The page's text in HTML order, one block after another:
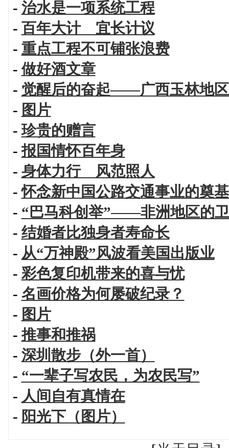
- 治水是一项系统工程
- 百年大计 宜长计议
- 重点工程不可铺张浪费
-做好酒文章
- 觉醒后的奋起——广西玉林地
- 图片
-珍贵的赠言
-报国情怀百年身
- 身体力行 风范照人
-怀念新中国公路交通事业的奠
- “巴马科创举”——非洲地区的
- 结婚者比独身者寿命长
- 从“万神殿”风波看美国出版业
- 彩色复印机带来的喜与忧
- 名画价格为何屡破纪录？
- 图片
-推事和推祸
- 深圳散步（外一首）
- “一辈子写农民，为农民写”
- 人间自有真情在
- 阳光下（图片）